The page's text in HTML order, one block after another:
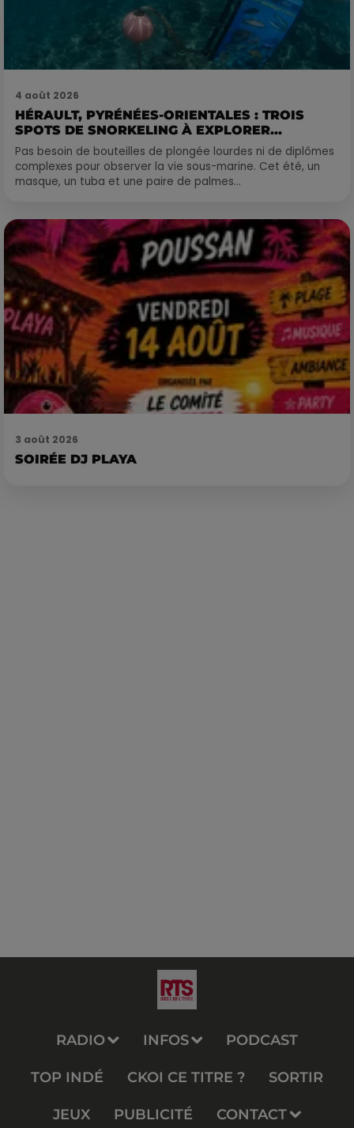
4 août 2026
HÉRAULT, PYRÉNÉES-ORIENTALES : TROIS
SPOTS DE SNORKELING À EXPLORER...
Pas besoin de bouteilles de plongée lourdes ni de diplômes
complexes pour observer la vie sous-marine. Cet été, un
masque, un tuba et une paire de palmes...
3 août 2026
SOIRÉE DJ PLAYA
RADIO INFOS PODCAST
TOP INDÉ CKOI CE TITRE ? SORTIR
JEUX PUBLICITÉ CONTACT